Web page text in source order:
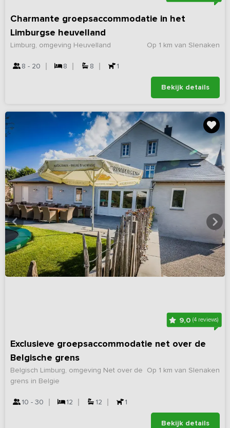
Charmante groepsaccommodatie in het
Limburgse heuvelland
Op 1 km van Slenaken
Limburg, omgeving Heuvelland
8 - 20 8 8 1
Bekijk details
9,0(4 reviews)
Exclusieve groepsaccommodatie net over de
Belgische grens
Op 1 km van Slenaken
Belgisch Limburg, omgeving Net over de
grens in Belgie
10 - 30 12 12 1
Bekijk details